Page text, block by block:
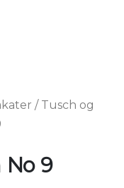
/ Tusch og
No 9